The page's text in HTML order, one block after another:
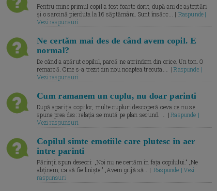
Pentru mine primul copil a fost foarte dorit, după ani de așteptări
și o sarcină pierduta la 16 săptămâni. Sunt însărc... | Raspunde |
Vezi raspunsuri
Ne certăm mai des de când avem copil. E
normal?
De când a apărut copilul, parcă ne aprindem din orice. Un ton. O
remarcă. Cine s-a trezit din nou noaptea trecuta.... |Raspunde |
Vezi raspunsuri
Cum ramanem un cuplu, nu doar parinti
După apariția copiilor, multe cupluri descoperă ceva ce nu se
spune prea des: relația se mută pe plan secund. ... |Raspunde |
Vezi raspunsuri
Copilul simte emotiile care plutesc in aer
intre parinti
Părinții spun deseori: „Noi nu ne certăm în fața copilului.” „Ne
abținem, ca să fie liniște.” „Avem grijă să... | Raspunde | Vezi
raspunsuri